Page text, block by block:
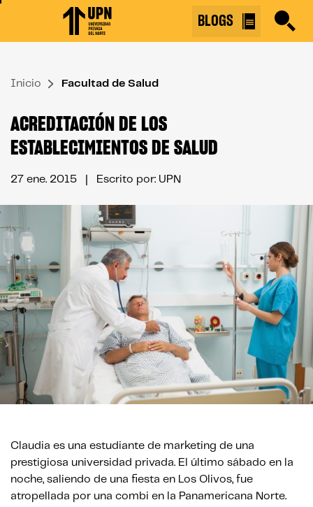
↷
BLOGS
Inicio Facultad de Salud
ACREDITACIÓN DE LOS
ESTABLECIMIENTOS DE SALUD
27 ene. 2015 | Escrito por: UPN
Claudia es una estudiante de marketing de una
prestigiosa universidad privada. El último sábado en la
noche, saliendo de una fiesta en Los Olivos, fue
atropellada por una combi en la Panamericana Norte.